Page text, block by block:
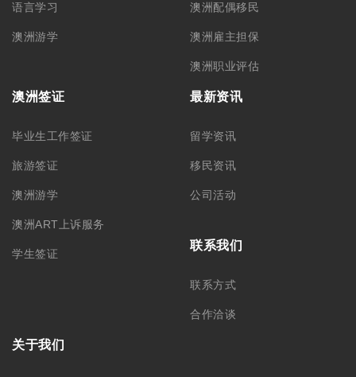
语言学习
澳洲游学
澳洲配偶移民
澳洲雇主担保
澳洲职业评估
澳洲签证
毕业生工作签证
旅游签证
澳洲游学
澳洲ART上诉服务
学生签证
最新资讯
留学资讯
移民资讯
公司活动
联系我们
联系方式
合作洽谈
关于我们